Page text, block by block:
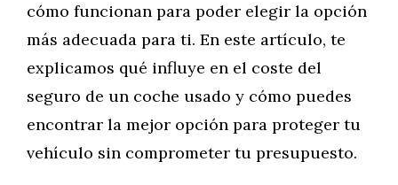
cómo funcionan para poder elegir la opción
más adecuada para ti. En este artículo, te
explicamos qué influye en el coste del
seguro de un coche usado y cómo puedes
encontrar la mejor opción para proteger tu
vehículo sin comprometer tu presupuesto.